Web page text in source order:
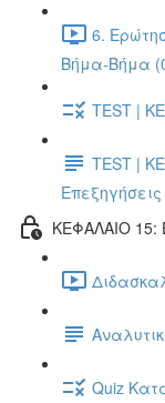
6.
Βήμα-Βήμα
TEST |
TEST |
Επεξηγήσεις
ΚΕΦΑΛΑΙΟ 15:
Quiz